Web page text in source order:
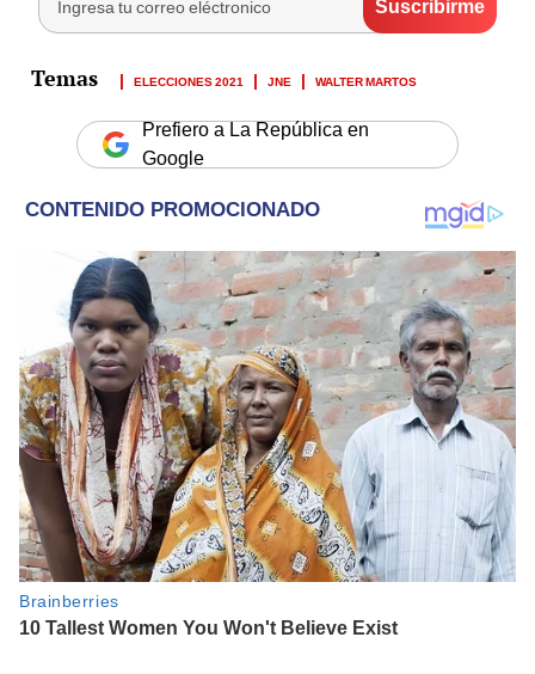
ELECCIONES 2021 JNE WALTER MARTOS
Prefiero a La República en
Google